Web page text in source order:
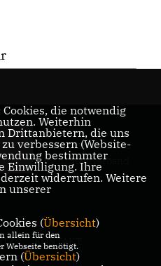
Herzlich
Willkommen beim
CDU Stadtverband
Rösrath
KONTAKT
die notwendig
Weiterhin
Drittanbietern, die uns
verbessern (Website-
bestimmter
Einwilligung. Ihre
widerrufen. Weitere
unserer
(Übersicht)
allein für den
Webseite benötigt.
(Übersicht)